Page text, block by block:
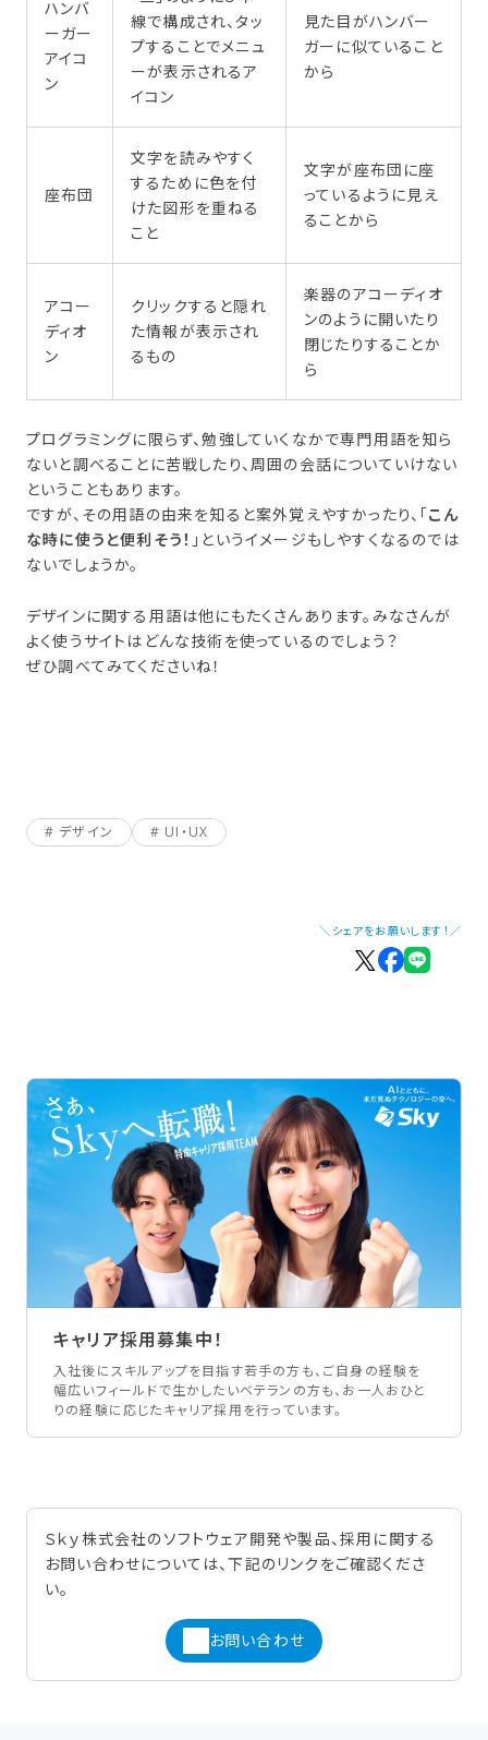
ハンバ
ーガー
アイコ
ン
線で構成され、タッ
プすることでメニュ
ーが表示されるア
イコン
見た目がハンバー
ガーに似ていること
から
座布団
文字を読みやすく
するために色を付
けた図形を重ねる
こと
文字が座布団に座
っているように見え
ることから
アコー
ディオ
ン
クリックすると隠れ
た情報が表示され
るもの
楽器のアコーディオ
ンのように開いたり
閉じたりすることか
ら
プログラミングに限らず、勉強していくなかで専門用語を知ら
ないと調べることに苦戦したり、周囲の会話についていけない
ということもあります。
ですが、その用語の由来を知ると案外覚えやすかったり、「こん
な時に使うと便利そう！ 」というイメージもしやすくなるのでは
ないでしょうか。
デザインに関する用語は他にもたくさんあります。みなさんが
よく使うサイトはどんな技術を使っているのでしょう？
ぜひ調べてみてくださいね！
デザイン UI・UX
＼シェアをお願いします！／
キャリア採用募集中！
入社後にスキルアップを目指す若手の方も、ご自身の経験を
幅広いフィールドで生かしたいベテランの方も、お一人おひと
りの経験に応じたキャリア採用を行っています。
Ｓｋｙ株式会社のソフトウェア開発や製品、採用に関する
お問い合わせについては、下記のリンクをご確認くださ
い。
お問い合わせ